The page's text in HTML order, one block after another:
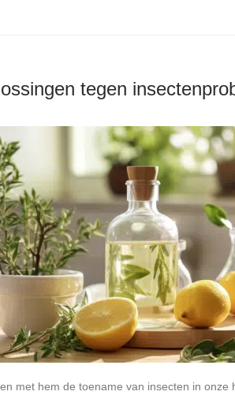
tegen
met hem de toename van insecten in onze